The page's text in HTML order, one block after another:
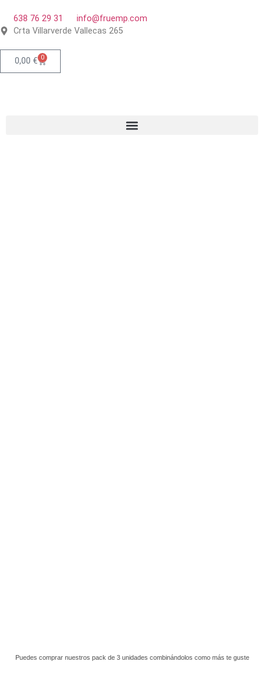
638 76 29 31
info@fruemp.com
Crta Villarverde Vallecas 265
0,00 € 0
Puedes comprar nuestros pack de 3 unidades combinándolos como más te guste